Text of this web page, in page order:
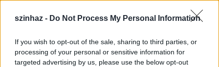
szinhaz - Do Not Process My Personal Information
If you wish to opt-out of the sale, sharing to third parties, or
processing of your personal or sensitive information for
targeted advertising by us, please use the below opt-out
Manci hozta életébe a tiszta szerelmet és az ártatlan
ifjúságot, a lányt már oroszországi turnéra viszi a
vonat.